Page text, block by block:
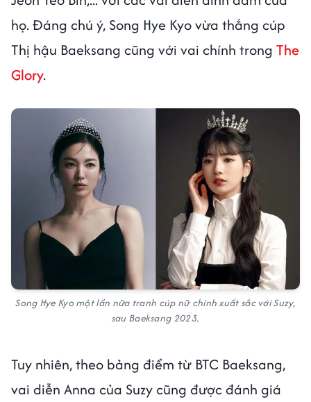
họ. Đáng chú ý, Song Hye Kyo vừa thắng cúp
Thị hậu Baeksang cũng với vai chính trong The
Glory.
Song Hye Kyo một lần nữa tranh cúp nữ chính xuất sắc với Suzy,
sau Baeksang 2023.
Tuy nhiên, theo bảng điểm từ BTC Baeksang,
vai diễn Anna của Suzy cũng được đánh giá